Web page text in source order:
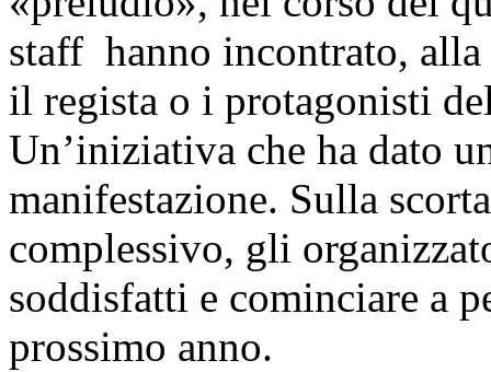
staff hanno incontrato,
il regista o i protagonisti
Un’iniziativa che ha dato
manifestazione. Sulla
complessivo, gli
soddisfatti e cominciare a
prossimo anno.